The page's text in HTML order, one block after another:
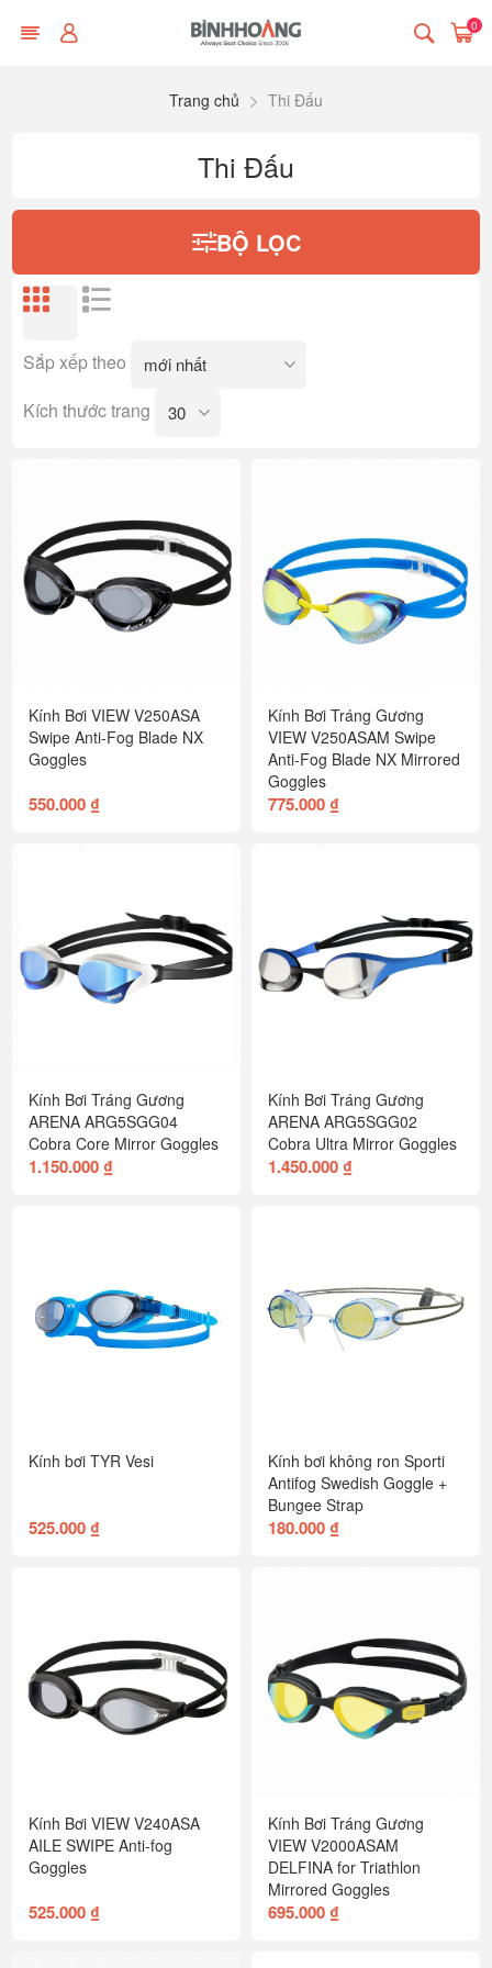
0
Trang chủ Thi Đấu
Thi Đấu
BỘ LỌC
Sắp xếp theo
Kích thước trang
Kính Bơi VIEW V250ASA
Swipe Anti-Fog Blade NX
Goggles
550.000 ₫
Kính Bơi Tráng Gương
VIEW V250ASAM Swipe
Anti-Fog Blade NX Mirrored
Goggles
775.000 ₫
Kính Bơi Tráng Gương
ARENA ARG5SGG04
Cobra Core Mirror Goggles
1.150.000 ₫
Kính Bơi Tráng Gương
ARENA ARG5SGG02
Cobra Ultra Mirror Goggles
1.450.000 ₫
Kính bơi TYR Vesi
525.000 ₫
Kính bơi không ron Sporti
Antifog Swedish Goggle +
Bungee Strap
180.000 ₫
Kính Bơi VIEW V240ASA
AILE SWIPE Anti-fog
Goggles
525.000 ₫
Kính Bơi Tráng Gương
VIEW V2000ASAM
DELFINA for Triathlon
Mirrored Goggles
695.000 ₫